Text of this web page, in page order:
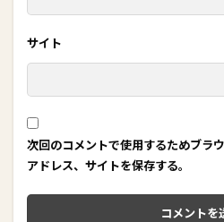
サイト
次回のコメントで使用するためブラ
アドレス、サイトを保存する。